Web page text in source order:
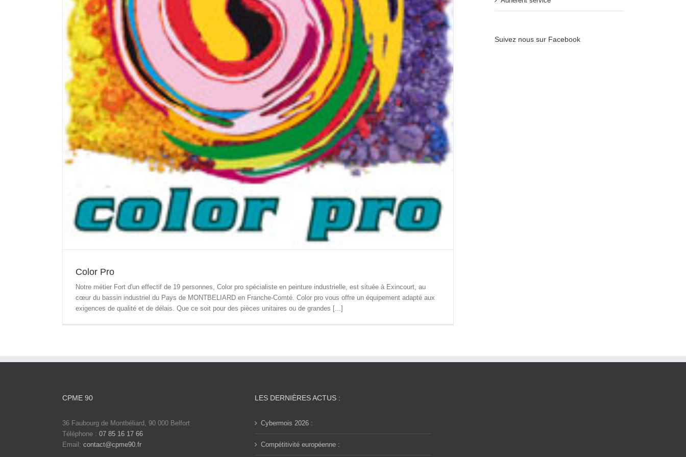
Color Pro
Notre métier Fort d'un effectif de 19 personnes, Color pro spécialiste en peinture industrielle, est située à Exincourt, au
cœur du bassin industriel du Pays de MONTBELIARD en Franche-Comté. Color pro vous offre un équipement adapté aux
exigences de qualité et de délais. Que ce soit pour des pièces unitaires ou de grandes [...]
Suivez nous sur Facebook
CPME 90
36 Faubourg de Montbéliard, 90 000 Belfort
Téléphone : 07 85 16 17 66
Email: contact@cpme90.fr
LES DERNIÈRES ACTUS :
Cybermois 2026 :
Compétitivité européenne :